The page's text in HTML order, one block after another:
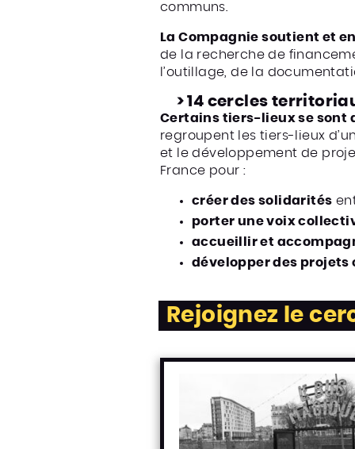
communs.
La Compagnie soutient et
de la recherche de
l’outillage, de la
> 14 cercles
Certains tiers-lieux se sont
regroupent les tiers-lieux
et le développement de
France pour :
créer des solidarités
porter une voix
accueillir et
développer des projets
Rejoignez le